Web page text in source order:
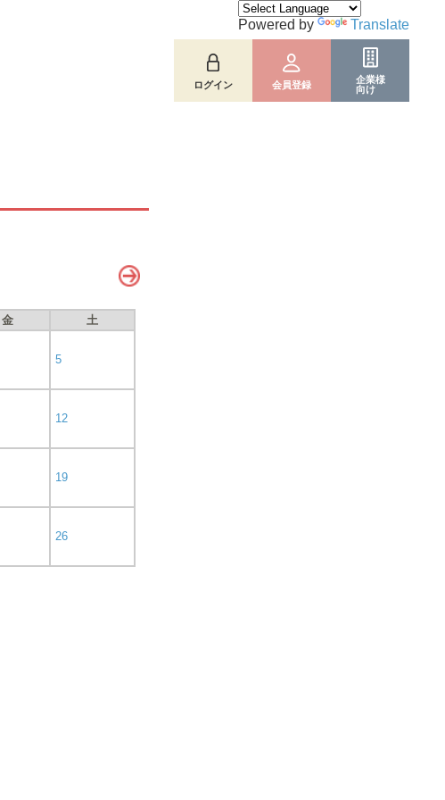
ログイン 会員登録
企業様
向け
Powered by Translate
金 土
5
12
19
26